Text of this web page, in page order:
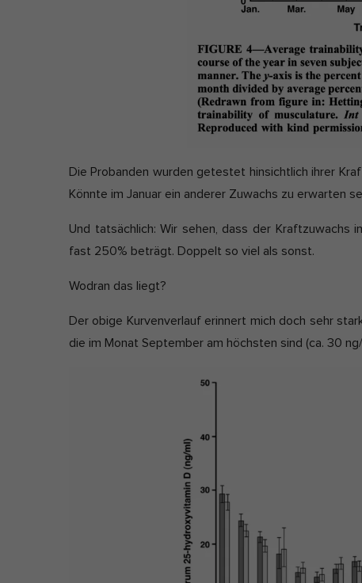
Die Probanden wurden getestet hinsichtlich ihrer
Könnte im Januar ein anderer Zuwachs zu erwarten
Und tatsächlich: Wir sehen, dass der Kraftzuwachs
fast 250% beträgt. Doppelt so viel als sonst.
Wodran das liegt?
Der obige Kurvenverlauf erinnert mich doch sehr
die im Monat September am höchsten sind (ca. 30
diese